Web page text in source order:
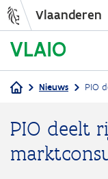
Vlaanderen
Nieuws PIO
PIO deelt